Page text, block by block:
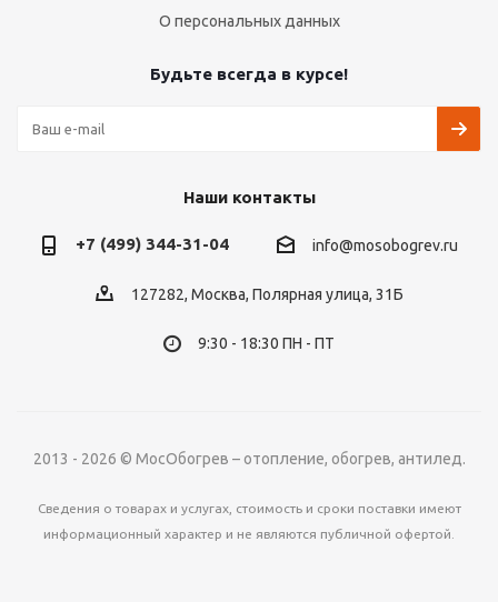
О персональных данных
Будьте всегда в курсе!
Наши контакты
+7 (499) 344-31-04 info@mosobogrev.ru
127282, Москва, Полярная улица, 31Б
9:30 - 18:30 ПН - ПТ
2013 - 2026 © МосОбогрев – отопление, обогрев, антилед.
Сведения о товарах и услугах, стоимость и сроки поставки имеют
информационный характер и не являются публичной офертой.